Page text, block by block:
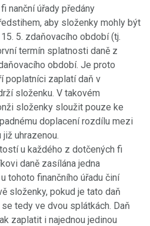
nanční úřady předány
aby složenky mohly být
5. zdaňovacího období (tj.
termín splatnosti daně z
období. Je proto
poplatníci zaplatí daň v
složenku. V takovém
složenky sloužit pouze ke
doplacení rozdílu mezi
uhrazenou.
u každého z dotčených fi
daně zasílána jedna
tohoto finančního úřadu činí
složenky, pokud je tato daň
tedy ve dvou splátkách. Daň
zaplatit i najednou jedinou